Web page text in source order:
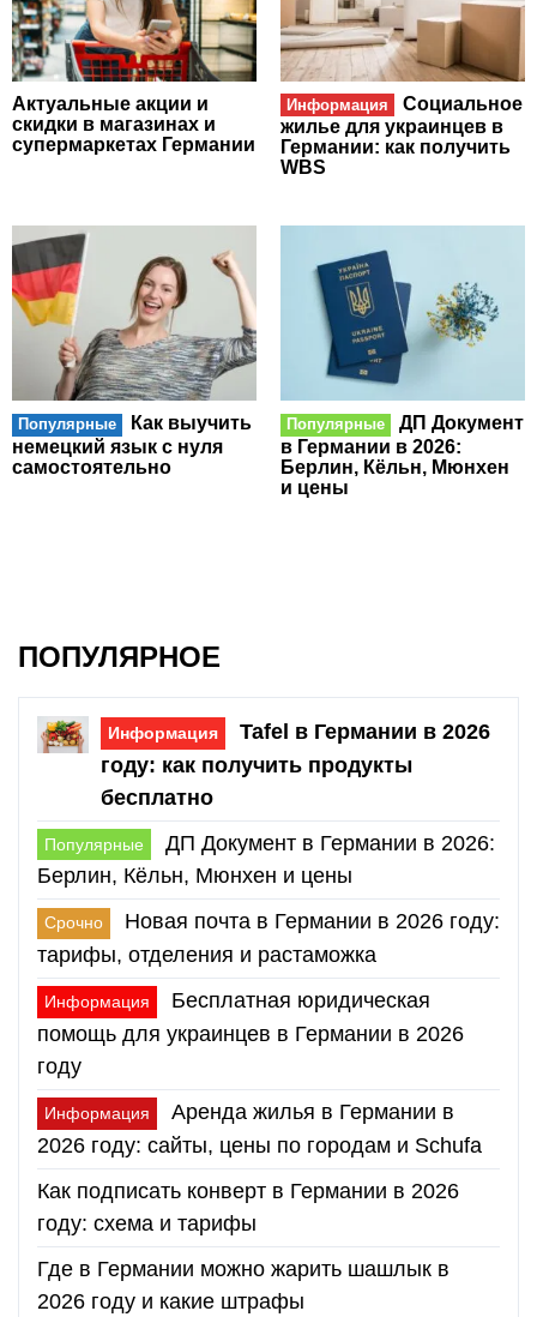
Актуальные акции и
скидки в магазинах и
супермаркетах Германии
Информация
Социальное
жилье для украинцев в
Германии: как получить
WBS
Популярные
Как выучить
немецкий язык с нуля
самостоятельно
Популярные
ДП Документ
в Германии в 2026:
Берлин, Кёльн, Мюнхен
и цены
ПОПУЛЯРНОЕ
Информация
Tafel в Германии в 2026
году: как получить продукты
бесплатно
Популярные
ДП Документ в Германии в 2026:
Берлин, Кёльн, Мюнхен и цены
Срочно
Новая почта в Германии в 2026 году:
тарифы, отделения и растаможка
Информация
Бесплатная юридическая
помощь для украинцев в Германии в 2026
году
Информация
Аренда жилья в Германии в
2026 году: сайты, цены по городам и Schufa
Как подписать конверт в Германии в 2026
году: схема и тарифы
Где в Германии можно жарить шашлык в
2026 году и какие штрафы